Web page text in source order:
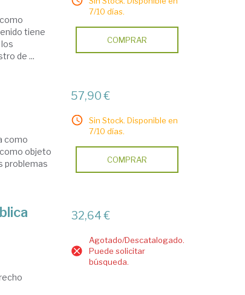
tiene
de ...
7/10 días.
COMPRAR
como
objeto
problemas
57,90 €
Sin Stock. Disponible en
7/10 días.
COMPRAR
32,64 €
Agotado/Descatalogado.
Puede solicitar
búsqueda.